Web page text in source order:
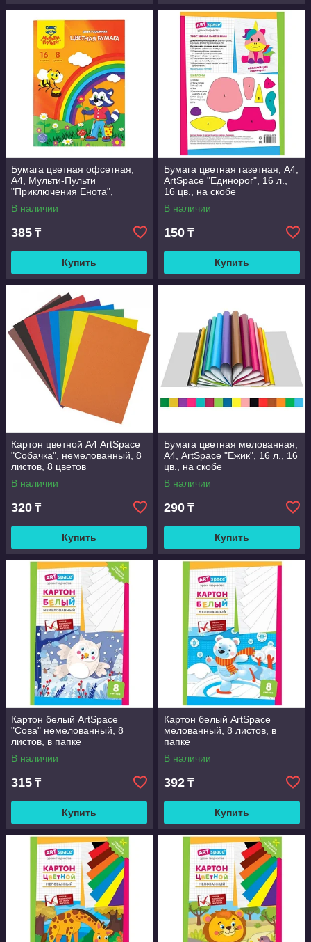
Бумага цветная офсетная,
А4, Мульти-Пульти
"Приключения Енота",
двусторонняя, 16 л., 8 цв., на
скобем
В наличии
385 ₸
Купить
Бумага цветная газетная, А4,
ArtSpace "Единорог", 16 л.,
16 цв., на скобе
В наличии
150 ₸
Купить
Картон цветной А4 ArtSpace
"Собачка", немелованный, 8
листов, 8 цветов
В наличии
320 ₸
Купить
Бумага цветная мелованная,
А4, ArtSpace "Ежик", 16 л., 16
цв., на скобе
В наличии
290 ₸
Купить
Картон белый ArtSpace
"Сова" немелованный, 8
листов, в папке
В наличии
315 ₸
Купить
Картон белый ArtSpace
мелованный, 8 листов, в
папке
В наличии
392 ₸
Купить